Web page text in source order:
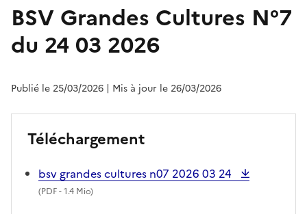
BSV Grandes Cultures N°7
du 24 03 2026
Publié le 25/03/2026 | Mis à jour le 26/03/2026
Téléchargement
bsv grandes cultures n07 2026 03 24
(PDF- 1.4 Mio)